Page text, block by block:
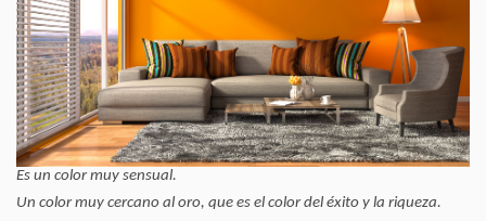
Es un color muy sensual.
Un color muy cercano al oro, que es el color del éxito y la riqueza.